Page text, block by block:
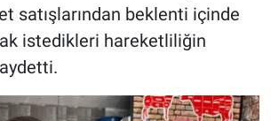
satışlarından beklenti içinde
istedikleri hareketliliğin